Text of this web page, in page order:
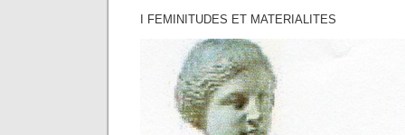
I FEMINITUDES ET MATERIALITES